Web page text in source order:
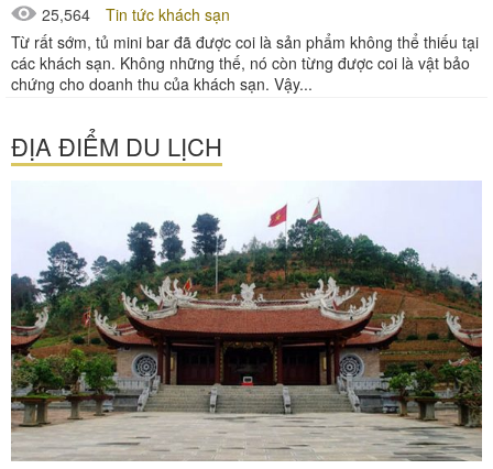
25,564
Tin tức khách sạn
Từ rất sớm, tủ mini bar đã được coi là sản phẩm không thể thiếu tại
các khách sạn. Không những thế, nó còn từng được coi là vật bảo
chứng cho doanh thu của khách sạn. Vậy...
ĐỊA ĐIỂM DU LỊCH